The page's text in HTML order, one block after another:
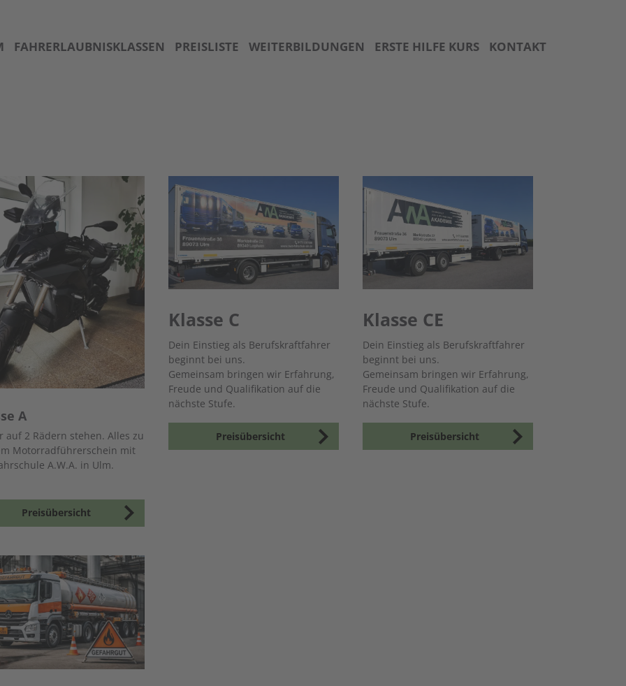
FAHRERLAUBNISKLASSEN PREISLISTE WEITERBILDUNGEN ERSTE HILFE KURS KONTAKT
A
auf 2 Rädern stehen. Alles zu
Motorradführerschein mit
A.W.A. in Ulm.
Preisübersicht
Klasse C
Dein Einstieg als Berufskraftfahrer
beginnt bei uns.
Gemeinsam bringen wir Erfahrung,
Freude und Qualifikation auf die
nächste Stufe.
Preisübersicht
Klasse CE
Dein Einstieg als Berufskraftfahrer
beginnt bei uns.
Gemeinsam bringen wir Erfahrung,
Freude und Qualifikation auf die
nächste Stufe.
Preisübersicht